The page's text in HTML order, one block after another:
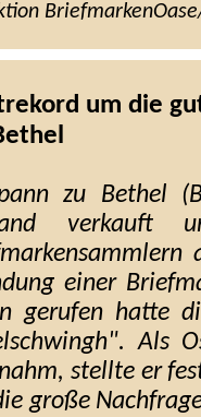
um die
zu Bethel
verkauft
einer
gerufen hatte
Als
stellte er
große